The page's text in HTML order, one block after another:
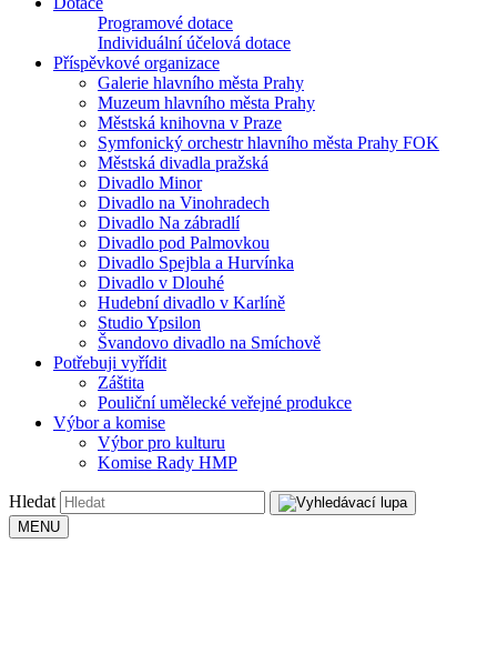
Programové dotace
Individuální účelová dotace
Příspěvkové organizace
Galerie hlavního města Prahy
Muzeum hlavního města Prahy
Městská knihovna v Praze
Symfonický orchestr hlavního města Prahy FOK
Městská divadla pražská
Divadlo Minor
Divadlo na Vinohradech
Divadlo Na zábradlí
Divadlo pod Palmovkou
Divadlo Spejbla a Hurvínka
Divadlo v Dlouhé
Hudební divadlo v Karlíně
Studio Ypsilon
Švandovo divadlo na Smíchově
Potřebuji vyřídit
Záštita
Pouliční umělecké veřejné produkce
Výbor a komise
Výbor pro kulturu
Komise Rady HMP
Hledat
MENU